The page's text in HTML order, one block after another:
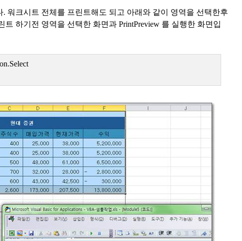
. 워크시트 전체를 프린트해도 되고 아래와 같이 영역을 선택한후
트 하기전 영역을 선택한 화면과 PrintPreview 를 실행한 화면입